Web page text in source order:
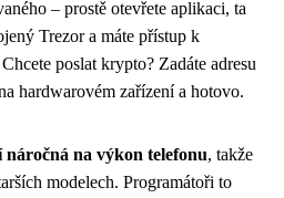
– prostě otevřete aplikaci, ta
Trezor a máte přístup k
poslat krypto? Zadáte adresu
hardwarovém zařízení a hotovo.
náročná na výkon telefonu, takže
modelech. Programátoři to